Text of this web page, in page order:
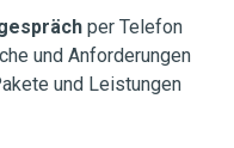
per Telefon
und Anforderungen
und Leistungen